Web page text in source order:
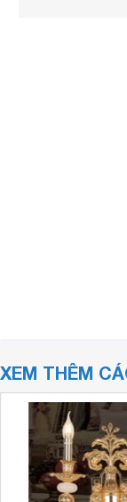
XEM THÊM